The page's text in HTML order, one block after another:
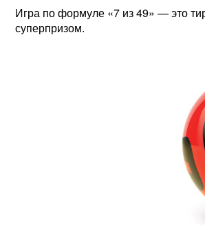
Игра по формуле «7 из 49» — это
суперпризом.